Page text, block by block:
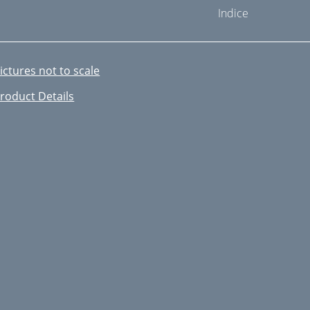
Indice
not to scale
Details